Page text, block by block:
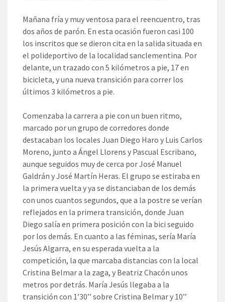
Mañana fría y muy ventosa para el reencuentro, tras
dos años de parón. En esta ocasión fueron casi 100
los inscritos que se dieron cita en la salida situada en
el polideportivo de la localidad sanclementina. Por
delante, un trazado con 5 kilómetros a pie, 17 en
bicicleta, y una nueva transición para correr los
últimos 3 kilómetros a pie.
Comenzaba la carrera a pie con un buen ritmo,
marcado por un grupo de corredores donde
destacaban los locales Juan Diego Haro y Luis Carlos
Moreno, junto a Ángel Llorens y Pascual Escribano,
aunque seguidos muy de cerca por José Manuel
Galdrán y José Martín Heras. El grupo se estiraba en
la primera vuelta y ya se distanciaban de los demás
con unos cuantos segundos, que a la postre se verían
reflejados en la primera transición, donde Juan
Diego salía en primera posición con la bici seguido
por los demás. En cuanto a las féminas, sería María
Jesús Algarra, en su esperada vuelta a la
competición, la que marcaba distancias con la local
Cristina Belmar a la zaga, y Beatriz Chacón unos
metros por detrás. María Jesús llegaba a la
transición con 1’30’’ sobre Cristina Belmar y 10’’